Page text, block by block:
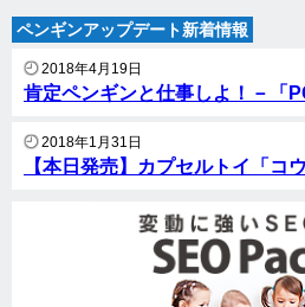
ペンギンアップデート新着情報
2018年4月19日
肯定ペンギンと仕事しよ！－
2018年1月31日
【本日発売】カプセルトイ「コ